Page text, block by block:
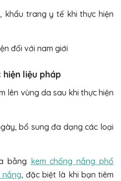
khẩu trang y tế khi thực hiện
đối với nam giới
liệu pháp
lên vùng da sau khi thực hiện
bổ sung đa dạng các loại
bằng kem chống nắng phổ
nắng, đặc biệt là khi bạn tiêm